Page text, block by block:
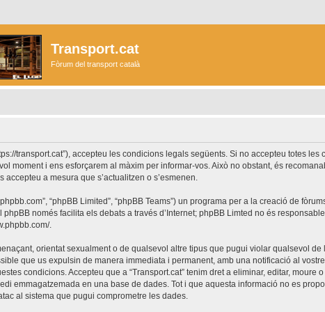
Transport.cat
Fòrum del transport català
transport.cat”), accepteu les condicions legals següents. Si no accepteu totes
moment i ens esforçarem al màxim per informar-vos. Això no obstant, és
a mesura que s’actualitzen o s’esmenen.
“phpBB Limited”, “phpBB Teams”) un programa per a la creació de
phpBB només facilita els debats a través d’Internet; phpBB Limted no és
.
orientat sexualment o de qualsevol altre tipus que pugui violar qualsevol
que us expulsin de manera immediata i permanent, amb una notificació al
condicions. Accepteu que a “Transport.cat” tenim dret a eliminar, editar, moure
emmagatzemada en una base de dades. Tot i que aquesta informació no es
al sistema que pugui comprometre les dades.